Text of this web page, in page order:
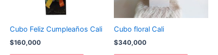
Cubo Feliz Cumpleaños Cali
$160,000
Cubo floral Cali
$340,000